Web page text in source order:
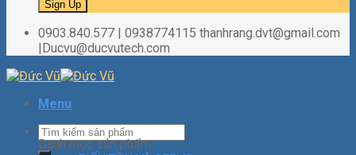
0903.840.577 | 0938774115 thanhrang.dvt@gmail.com
|Ducvu@ducvutech.com
Menu
Danh mục sản phẩm